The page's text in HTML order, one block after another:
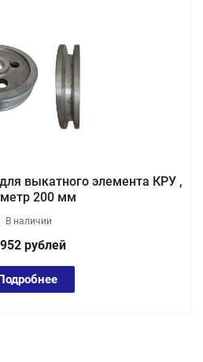
выкатного элемента КРУ ,
200 мм
В наличии
рублей